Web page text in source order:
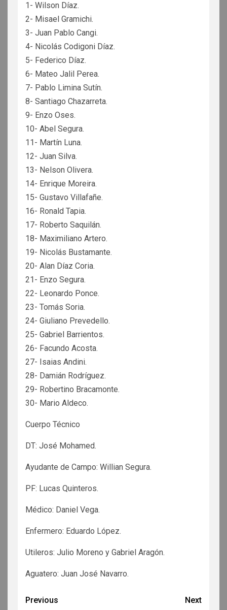
1- Wilson Díaz.
2- Misael Gramichi.
3- Juan Pablo Cangi.
4- Nicolás Codigoni Díaz.
5- Federico Díaz.
6- Mateo Jalil Perea.
7- Pablo Limina Sutín.
8- Santiago Chazarreta.
9- Enzo Oses.
10- Abel Segura.
11- Martín Luna.
12- Juan Silva.
13- Nelson Olivera.
14- Enrique Moreira.
15- Gustavo Villafañe.
16- Ronald Tapia.
17- Roberto Saquilán.
18- Maximiliano Artero.
19- Nicolás Bustamante.
20- Alan Díaz Coria.
21- Enzo Segura.
22- Leonardo Ponce.
23- Tomás Soria.
24- Giuliano Prevedello.
25- Gabriel Barrientos.
26- Facundo Acosta.
27- Isaias Andini.
28- Damián Rodríguez.
29- Robertino Bracamonte.
30- Mario Aldeco.
Cuerpo Técnico
DT: José Mohamed.
Ayudante de Campo: Willian Segura.
PF: Lucas Quinteros.
Médico: Daniel Vega.
Enfermero: Eduardo López.
Utileros: Julio Moreno y Gabriel Aragón.
Aguatero: Juan José Navarro.
Previous
Next